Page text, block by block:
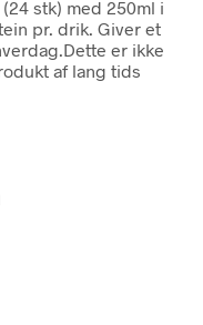
stk) med 250ml i
pr. drik. Giver et
er ikke
af lang tids